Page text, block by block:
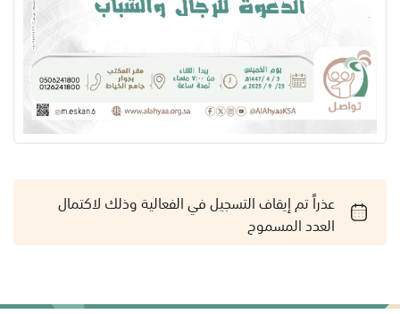
عذراً تم إيقاف التسجيل في الفعالية وذلك لاكتمال
العدد المسموح